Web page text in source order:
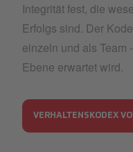
Integrität fest, die
Erfolgs sind. Der
einzeln und als Team
Ebene erwartet wird.
VERHALTENSKODEX